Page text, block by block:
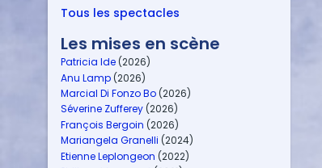
Tous les spectacles
Les mises en scène
Patricia Ide (2026)
Anu Lamp (2026)
Marcial Di Fonzo Bo (2026)
Séverine Zufferey (2026)
François Bergoin (2026)
Mariangela Granelli (2024)
Etienne Leplongeon (2022)